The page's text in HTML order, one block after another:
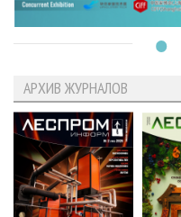
АРХИВ ЖУРНАЛОВ